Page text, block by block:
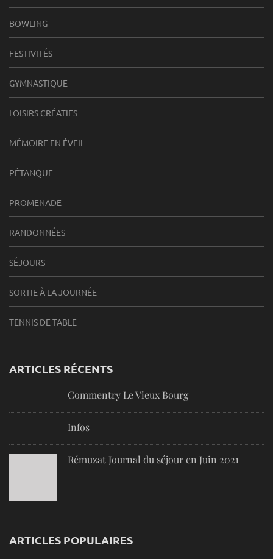
BOWLING
FESTIVITÉS
GYMNASTIQUE
LOISIRS CRÉATIFS
MÉMOIRE EN ÉVEIL
PÉTANQUE
PROMENADE
RANDONNÉES
SÉJOURS
SORTIE À LA JOURNÉE
TENNIS DE TABLE
ARTICLES RÉCENTS
Commentry Le Vieux Bourg
Infos
Rémuzat Journal du séjour en Juin 2021
ARTICLES POPULAIRES